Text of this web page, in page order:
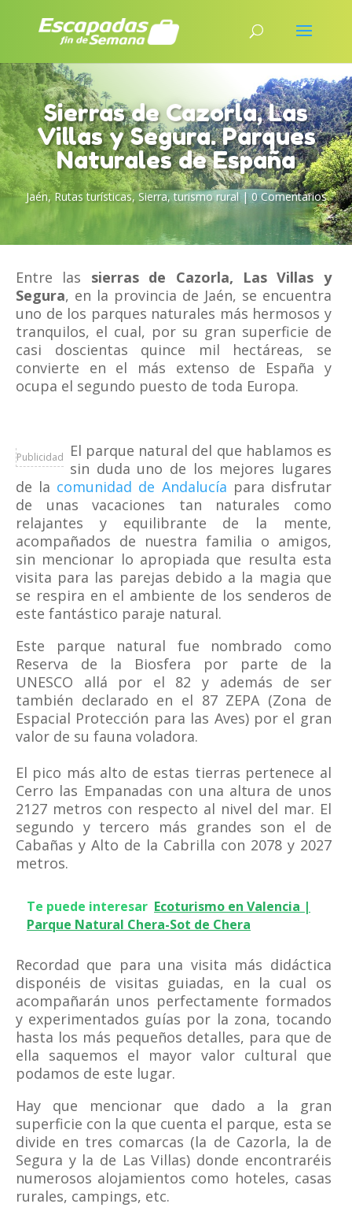
Sierras de Cazorla, Las
Villas y Segura. Parques
Naturales de España
Jaén,Rutas turísticas, Sierra,turismo rural|0 Comentarios
Entre las sierras de Cazorla, Las Villas y
Segura, en la provincia de Jaén, se encuentra
uno de los parques naturales más hermosos y
tranquilos, el cual, por su gran superficie de
casi doscientas quince mil hectáreas, se
convierte en el más extenso de España y
ocupa el segundo puesto de toda Europa.
Publicidad
El parque natural del que hablamos es
sin duda uno de los mejores lugares
de la comunidad de Andalucía para disfrutar
de unas vacaciones tan naturales como
relajantes y equilibrante de la mente,
acompañados de nuestra familia o amigos,
sin mencionar lo apropiada que resulta esta
visita para las parejas debido a la magia que
se respira en el ambiente de los senderos de
este fantástico paraje natural.
Este parque natural fue nombrado como
Reserva de la Biosfera por parte de la
UNESCO allá por el 82 y además de ser
también declarado en el 87 ZEPA (Zona de
Espacial Protección para las Aves) por el gran
valor de su fauna voladora.
El pico más alto de estas tierras pertenece al
Cerro las Empanadas con una altura de unos
2127 metros con respecto al nivel del mar. El
segundo y tercero más grandes son el de
Cabañas y Alto de la Cabrilla con 2078 y 2027
metros.
Te puede interesar Ecoturismo en Valencia |
Parque Natural Chera-Sot de Chera
Recordad que para una visita más didáctica
disponéis de visitas guiadas, en la cual os
acompañarán unos perfectamente formados
y experimentados guías por la zona, tocando
hasta los más pequeños detalles, para que de
ella saquemos el mayor valor cultural que
podamos de este lugar.
Hay que mencionar que dado a la gran
superficie con la que cuenta el parque, esta se
divide en tres comarcas (la de Cazorla, la de
Segura y la de Las Villas) donde encontraréis
numerosos alojamientos como hoteles, casas
rurales, campings, etc.